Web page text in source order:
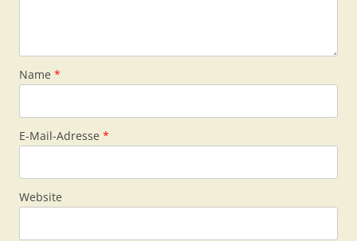
Name *
E-Mail-Adresse *
Website